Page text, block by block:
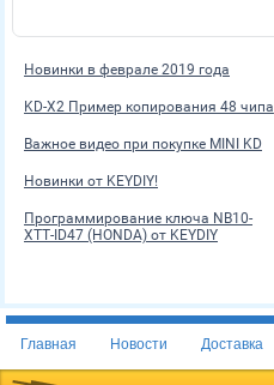
Новинки в феврале 2019 года
KD-X2 Пример копирования 48 чипа
Важное видео при покупке MINI KD
Новинки от KEYDIY!
Программирование ключа NB10-
XTT-ID47 (HONDA) от KEYDIY
Главная Новости Доставка